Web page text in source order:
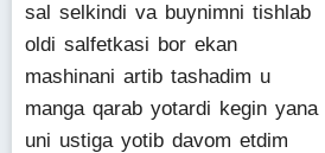
sal selkindi va buynimni tishlab
oldi salfetkasi bor ekan
mashinani artib tashadim u
manga qarab yotardi kegin yana
uni ustiga yotib davom etdim